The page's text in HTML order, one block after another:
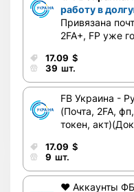
работу в
Привязана
2FA+, FP уже
17.09 $
39 шт.
FB Украина -
(Почта, 2FA,
токен,
17.09 $
9 шт.
❤️ Аккаунты